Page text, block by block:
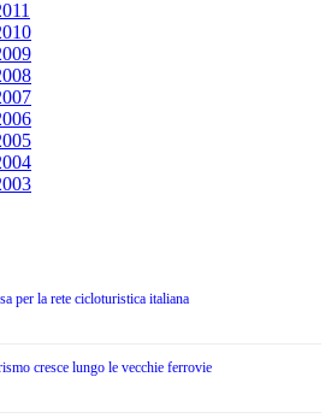
per la rete cicloturistica italiana
cresce lungo le vecchie ferrovie